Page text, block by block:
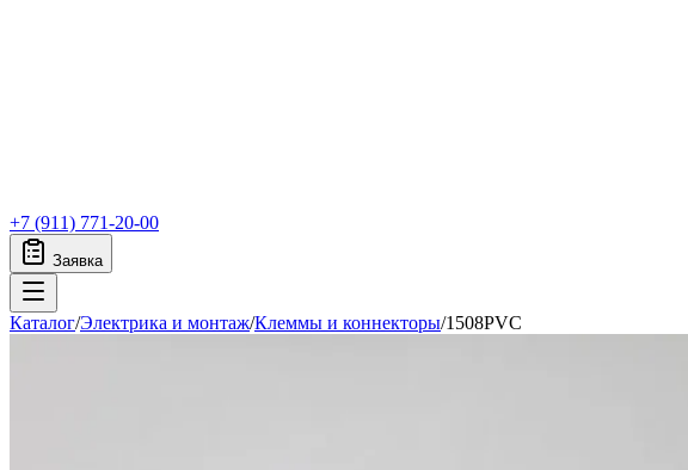
+7 (911) 771-20-00
Заявка
Каталог/Электрика и монтаж/Клеммы и коннекторы/1508PVC